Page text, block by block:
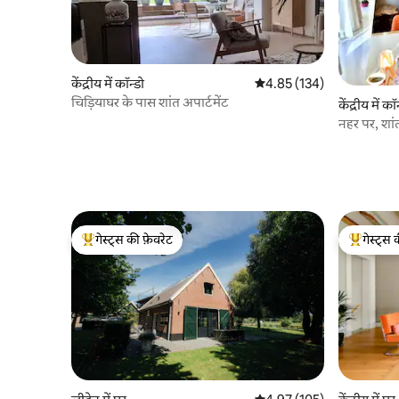
केंद्रीय में कॉन्डो औसत रेटिंग 5 में से 4.85, 134
4.85 (134)
चिड़ियाघर के पास शांत अपार्टमेंट
केंद्रीय में
नहर पर,
गेस्ट्स का टॉप फ़ेवरेट
गेस्ट्स की फ़ेवरेट
गेस्ट्स का
गेस्ट्स